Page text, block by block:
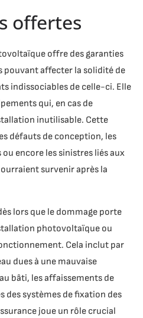
offertes
offre des garanties
pouvant affecter la solidité de
indissociables de celle-ci. Elle
qui, en cas de
inutilisable. Cette
défauts de conception, les
encore les sinistres liés aux
survenir après la
lors que le dommage porte
photovoltaïque ou
Cela inclut par
dues à une mauvaise
bâti, les affaissements de
des systèmes de fixation des
joue un rôle crucial